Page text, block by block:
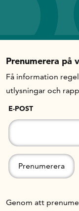
Prenumerera på
Få information
utlysningar och
E-POST
Genom att